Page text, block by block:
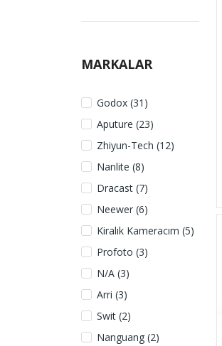
MARKALAR
Godox (31)
Aputure (23)
Zhiyun-Tech (12)
Nanlite (8)
Dracast (7)
Neewer (6)
Kiralık Kameracım (5)
Profoto (3)
N/A (3)
Arri (3)
Swit (2)
Nanguang (2)